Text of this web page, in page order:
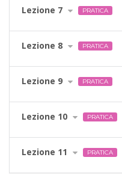
Lezione 7 PRATICA
Lezione 8 PRATICA
Lezione 9 PRATICA
Lezione 10 PRATICA
Lezione 11 PRATICA